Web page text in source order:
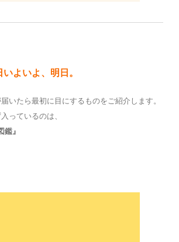
よいよ、明日。
いたら最初に目にするものをご紹介します。
っているのは、
鑑』